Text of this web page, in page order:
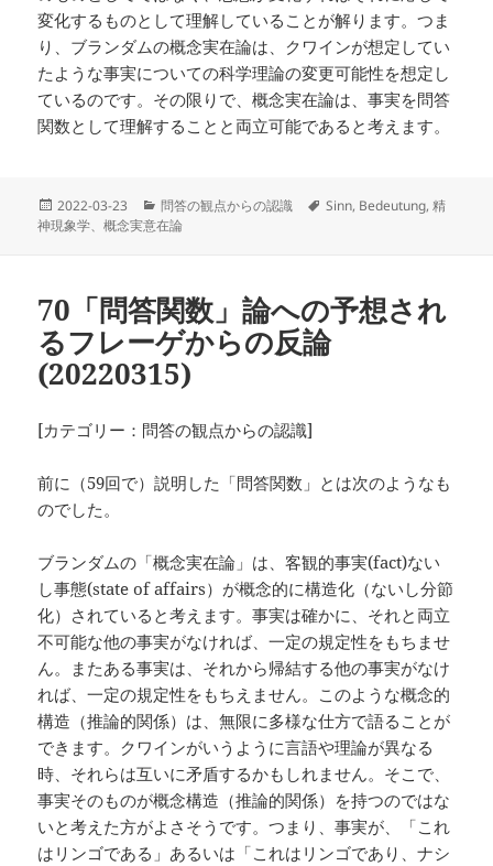
変化するものとして理解していることが解ります。つま
り、ブランダムの概念実在論は、クワインが想定してい
たような事実についての科学理論の変更可能性を想定し
ているのです。その限りで、概念実在論は、事実を問答
関数として理解することと両立可能であると考えます。
投
稿
2022-03-23
カ
テ
問答の観点からの認識
タ
Sinn, Bedeutung,精
神現象学、概念実意在論
70「問答関数」論への予想され
るフレーゲからの反論
(20220315)
[カテゴリー：問答の観点からの認識]
前に（59回で）説明した「問答関数」とは次のようなも
のでした。
ブランダムの「概念実在論」は、客観的事実(fact)ない
し事態(state of affairs）が概念的に構造化（ないし分節
化）されていると考えます。事実は確かに、それと両立
不可能な他の事実がなければ、一定の規定性をもちませ
ん。またある事実は、それから帰結する他の事実がなけ
れば、一定の規定性をもちえません。このような概念的
構造（推論的関係）は、無限に多様な仕方で語ることが
できます。クワインがいうように言語や理論が異なる
時、それらは互いに矛盾するかもしれません。そこで、
事実そのものが概念構造（推論的関係）を持つのではな
いと考えた方がよさそうです。つまり、事実が、「これ
はリンゴである」あるいは「これはリンゴであり、ナシ